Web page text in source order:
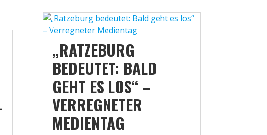
„RATZEBURG
BEDEUTET: BALD
GEHT ES LOS“ –
VERREGNETER
MEDIENTAG